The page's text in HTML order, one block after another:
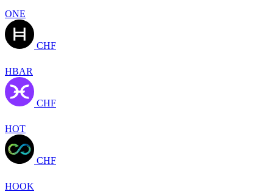
ONE
CHF
HBAR
CHF
HOT
CHF
HOOK